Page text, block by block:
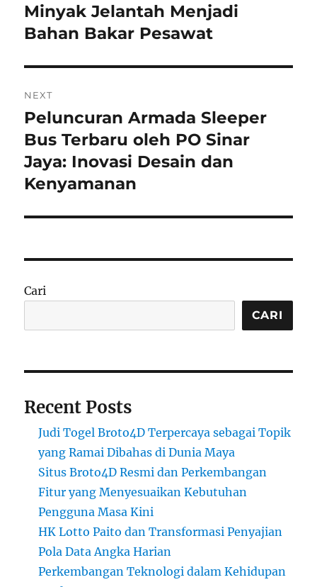
Minyak Jelantah Menjadi
Bahan Bakar Pesawat
NEXT
Next
post:
Peluncuran Armada Sleeper
Bus Terbaru oleh PO Sinar
Jaya: Inovasi Desain dan
Kenyamanan
Cari
CARI
Recent Posts
Judi Togel Broto4D Terpercaya sebagai Topik
yang Ramai Dibahas di Dunia Maya
Situs Broto4D Resmi dan Perkembangan
Fitur yang Menyesuaikan Kebutuhan
Pengguna Masa Kini
HK Lotto Paito dan Transformasi Penyajian
Pola Data Angka Harian
Perkembangan Teknologi dalam Kehidupan